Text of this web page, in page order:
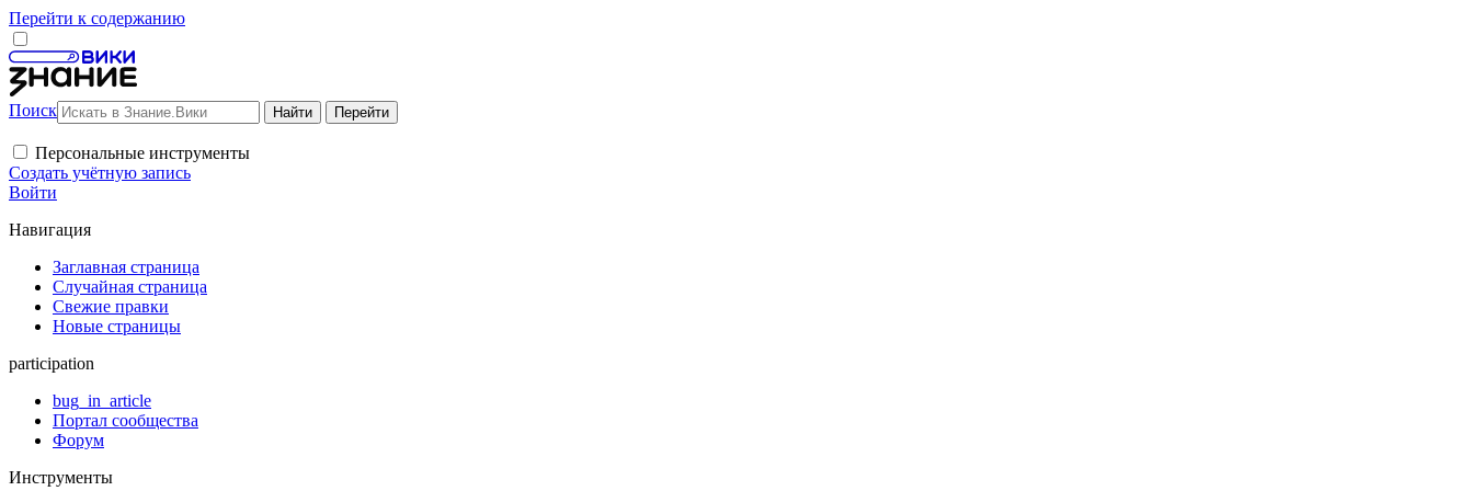
Перейти к содержанию
Поиск
Персональные инструменты
Создать учётную запись
Войти
Навигация
Заглавная страница
Случайная страница
Свежие правки
Новые страницы
participation
bug_in_article
Портал сообщества
Форум
Инструменты